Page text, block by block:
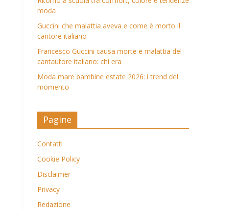
moda
Guccini che malattia aveva e come è morto il
cantore italiano
Francesco Guccini causa morte e malattia del
cantautore italiano: chi era
Moda mare bambine estate 2026: i trend del
momento
Pagine
Contatti
Cookie Policy
Disclaimer
Privacy
Redazione